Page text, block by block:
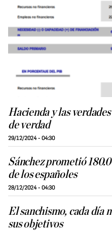
Hacienda y las
de verdad
29/12/2024 - 04:30
Sánchez prometió
de los españoles
28/12/2024 - 04:30
El sanchismo, cada día
sus objetivos